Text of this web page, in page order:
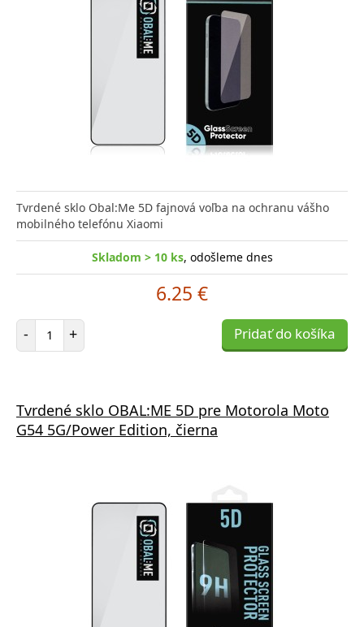
Tvrdené sklo Obal:Me 5D fajnová voľba na ochranu vášho
mobilného telefónu Xiaomi
Skladom > 10 ks, odošleme dnes
6.25 €
- Počet položiek
+ Pridať do košíka
Tvrdené sklo OBAL:ME 5D pre Motorola Moto
G54 5G/Power Edition, čierna